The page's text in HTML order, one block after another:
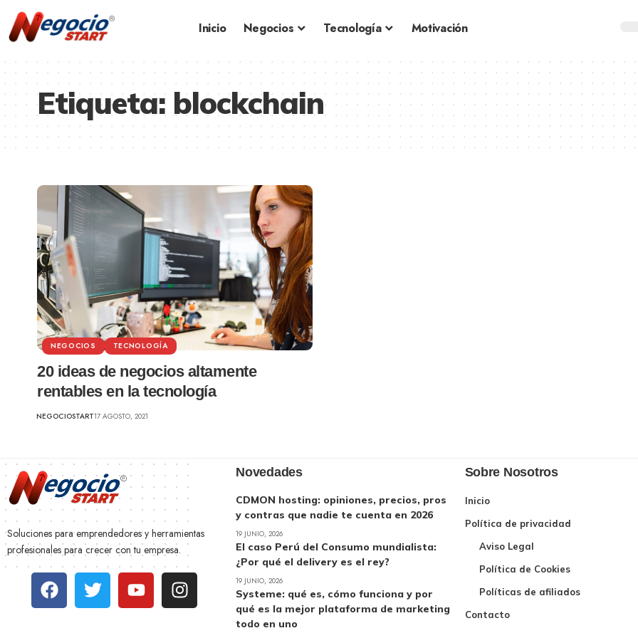
Inicio Negocios Tecnología Motivación
Etiqueta: blockchain
NEGOCIOS TECNOLOGÍA
20 ideas de negocios altamente
rentables en la tecnología
NEGOCIOSTART17 AGOSTO, 2021
Soluciones para emprendedores y herramientas
profesionales para crecer con tu empresa.
Novedades
CDMON hosting: opiniones, precios, pros
y contras que nadie te cuenta en 2026
19 JUNIO, 2026
El caso Perú del Consumo mundialista:
¿Por qué el delivery es el rey?
19 JUNIO, 2026
Systeme: qué es, cómo funciona y por
qué es la mejor plataforma de marketing
todo en uno
Sobre Nosotros
Inicio
Política de privacidad
Aviso Legal
Política de Cookies
Políticas de afiliados
Contacto